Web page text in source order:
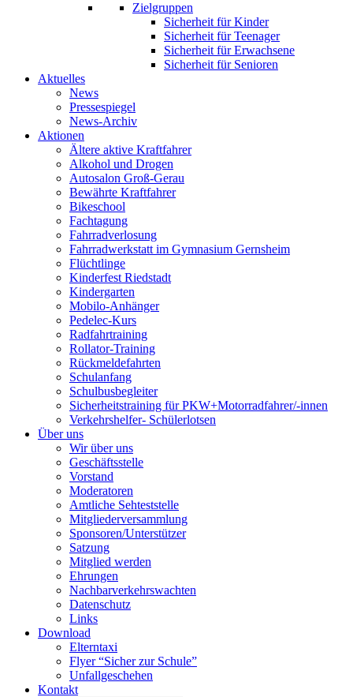
Zielgruppen
Sicherheit für Kinder
Sicherheit für Teenager
Sicherheit für Erwachsene
Sicherheit für Senioren
Aktuelles
News
Pressespiegel
News-Archiv
Aktionen
Ältere aktive Kraftfahrer
Alkohol und Drogen
Autosalon Groß-Gerau
Bewährte Kraftfahrer
Bikeschool
Fachtagung
Fahrradverlosung
Fahrradwerkstatt im Gymnasium Gernsheim
Flüchtlinge
Kinderfest Riedstadt
Kindergarten
Mobilo-Anhänger
Pedelec-Kurs
Radfahrtraining
Rollator-Training
Rückmeldefahrten
Schulanfang
Schulbusbegleiter
Sicherheitstraining für PKW+Motorradfahrer/-innen
Verkehrshelfer- Schülerlotsen
Über uns
Wir über uns
Geschäftsstelle
Vorstand
Moderatoren
Amtliche Sehteststelle
Mitgliederversammlung
Sponsoren/Unterstützer
Satzung
Mitglied werden
Ehrungen
Nachbarverkehrswachten
Datenschutz
Links
Download
Elterntaxi
Flyer “Sicher zur Schule”
Unfallgeschehen
Kontakt